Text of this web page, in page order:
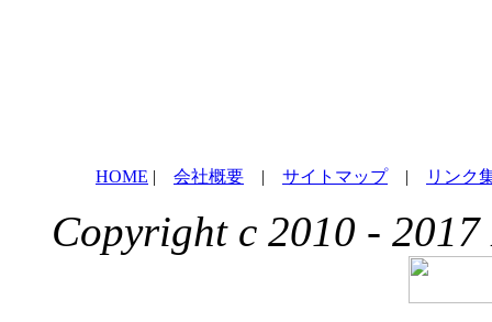
HOME | 会社概要 | サイトマップ| リンク
Copyright c 2010 - 2017